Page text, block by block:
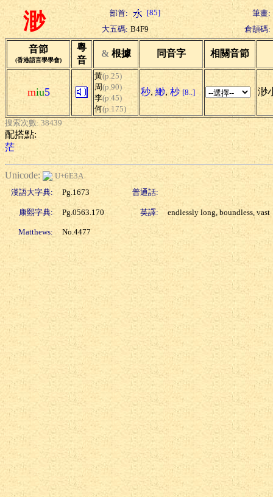
渺 部首: [85]
筆畫:
大五碼: B4F9 倉頡碼:
音節
(香港語言學學會)
粵
音
& 根據 同音字 相關音節
miu5
黃(p.25)
周(p.90)
李(p.45)
何(p.175)
秒, 緲, 杪 [8..] 渺
搜索次數: 38439
配搭點:
茫
Unicode:
U+6E3A
漢語大字典:
Pg.1673 普通話:
康熙字典: Pg.0563.170 英譯: endlessly long, boundless, vast
Matthews: No.4477